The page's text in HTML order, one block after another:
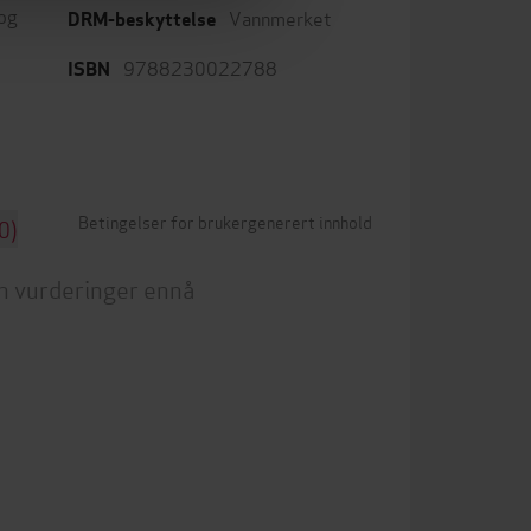
DRM-beskyttelse Vannmerket
ISBN 9788230022788
Betingelser for brukergenerert innhold
vurderinger ennå